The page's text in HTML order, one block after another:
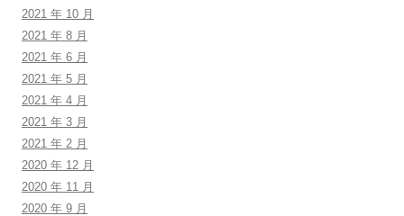
2021 年 10 月
2021 年 8 月
2021 年 6 月
2021 年 5 月
2021 年 4 月
2021 年 3 月
2021 年 2 月
2020 年 12 月
2020 年 11 月
2020 年 9 月